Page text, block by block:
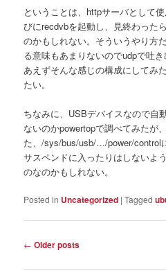
ということは、httpサーバとして
びにrecdvbを起動し、見終わった
のかもしれない。そういうやり方
る意味もあまりないのでudpで吐
あえずそんな感じの構成にしてみ
たい。
ちなみに、USBデバイスなので自
ないのかpowertopで調べてみたが
た、/sys/bus/usb/…/power/control
サスペンドに入ったりはしないよ
のなのかもしれない。
Posted in Uncategorized |Tagged
Post
← Older posts